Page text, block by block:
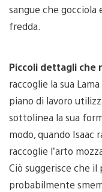
sangue che gocciola
fredda.
Piccoli dettagli che
raccoglie la sua
piano di lavoro
sottolinea la sua
modo, quando Isaac
raccoglie l’arto
Ciò suggerisce che
probabilmente